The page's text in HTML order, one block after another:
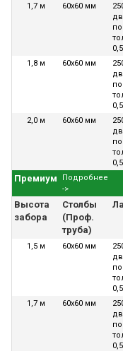
1,7 м 60х60 мм
1,8 м 60х60 мм
2,0 м 60х60 мм
Премиум
Подробнее
->
Высота
забора
Столбы
(Проф.
труба)
1,5 м 60х60 мм
1,7 м 60х60 мм